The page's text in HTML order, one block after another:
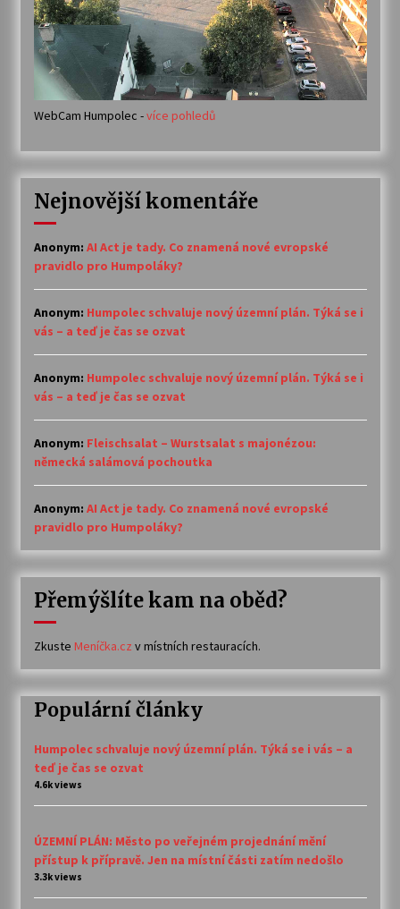
WebCam Humpolec -více pohledů
Nejnovější komentáře
Anonym: AI Act je tady. Co znamená nové evropské
pravidlo pro Humpoláky?
Anonym: Humpolec schvaluje nový územní plán. Týká se i
vás – a teď je čas se ozvat
Anonym: Humpolec schvaluje nový územní plán. Týká se i
vás – a teď je čas se ozvat
Anonym: Fleischsalat – Wurstsalat s majonézou:
německá salámová pochoutka
Anonym: AI Act je tady. Co znamená nové evropské
pravidlo pro Humpoláky?
Přemýšlíte kam na oběd?
Zkuste Meníčka.cz v místních restauracích.
Populární články
Humpolec schvaluje nový územní plán. Týká se i vás – a
teď je čas se ozvat
4.6k views
ÚZEMNÍ PLÁN: Město po veřejném projednání mění
přístup k přípravě. Jen na místní části zatím nedošlo
3.3k views